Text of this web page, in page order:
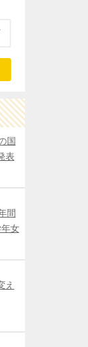
国
表
間
年女
え